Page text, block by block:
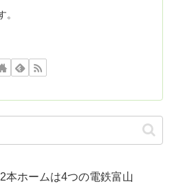
。
本ホームは4つの電鉄富山